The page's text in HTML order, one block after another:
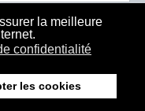
la meilleure
confidentialité
les cookies